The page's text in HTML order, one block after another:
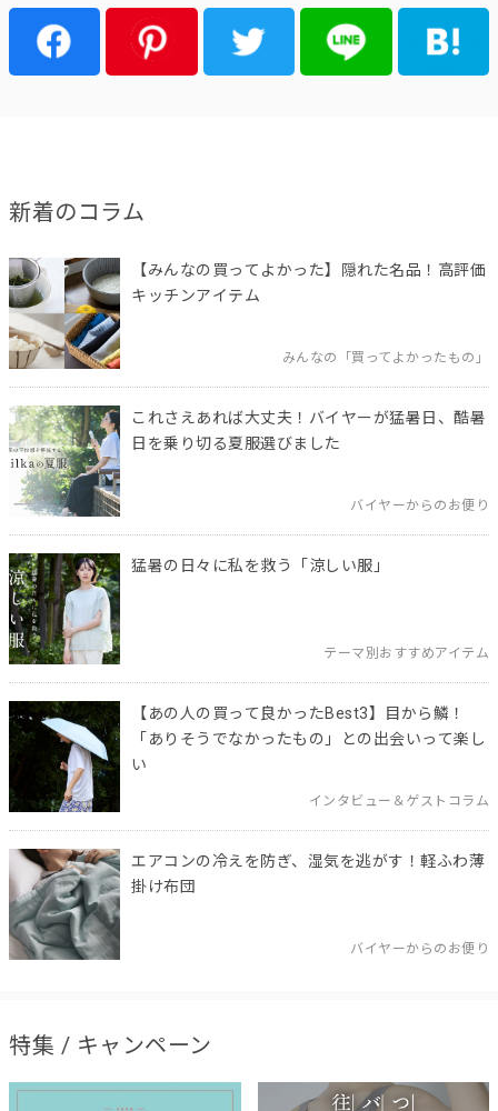
新着のコラム
【みんなの買ってよかった】隠れた名品！高評価
キッチンアイテム
みんなの「買ってよかったもの」
これさえあれば大丈夫！バイヤーが猛暑日、酷暑
日を乗り切る夏服選びました
バイヤーからのお便り
猛暑の日々に私を救う「涼しい服」
テーマ別おすすめアイテム
【あの人の買って良かったBest3】目から鱗！
「ありそうでなかったもの」との出会いって楽し
い
インタビュー＆ゲストコラム
エアコンの冷えを防ぎ、湿気を逃がす！軽ふわ薄
掛け布団
バイヤーからのお便り
特集 / キャンペーン